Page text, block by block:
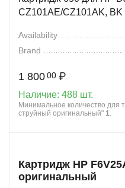
CZ101AE/CZ101AK, BK
Availability
Brand
1 800 00 ₽
Наличие: 488 шт.
Минимальное количество для
струйный оригинальный" 1.
Картридж HP
оригинальный